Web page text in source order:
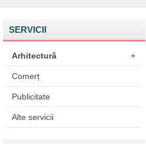
SERVICII
Arhitectură +
Comerț
Publicitate
Alte servicii